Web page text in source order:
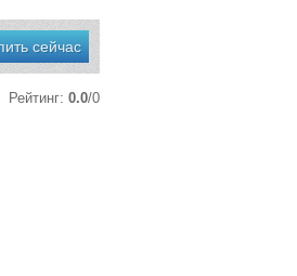
сейчас
Рейтинг: 0.0/0